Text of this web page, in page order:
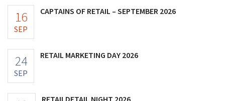
16
SEP
CAPTAINS OF RETAIL – SEPTEMBER 2026
24
SEP
RETAIL MARKETING DAY 2026
RETAILDETAIL NIGHT 2026